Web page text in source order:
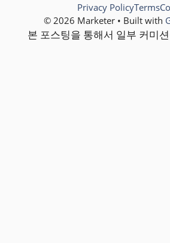
© 2026 Marketer • Built with
본 포스팅을 통해서 일부 커미
Privacy PolicyTerms